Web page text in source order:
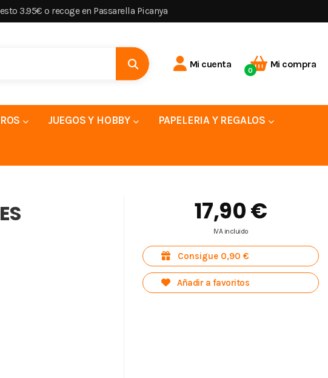
3.95€ o recoge en Passarella Picanya
Mi cuenta Mi compra
0
JUEGOS Y HOBBY PAPELERIA Y REGALOS
17,90 €
IVA incluido
Consigue 0,90 €
Añadir a favoritos